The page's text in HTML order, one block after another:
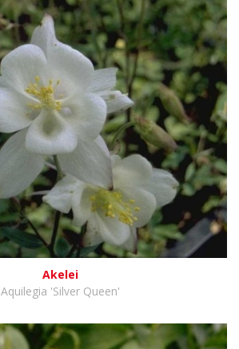
Akelei
Aquilegia 'Silver Queen'